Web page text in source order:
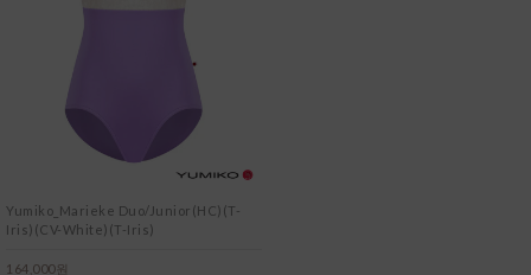
Yumiko_Marieke Duo/Junior(HC)(T-
Iris)(CV-White)(T-Iris)
164,000원